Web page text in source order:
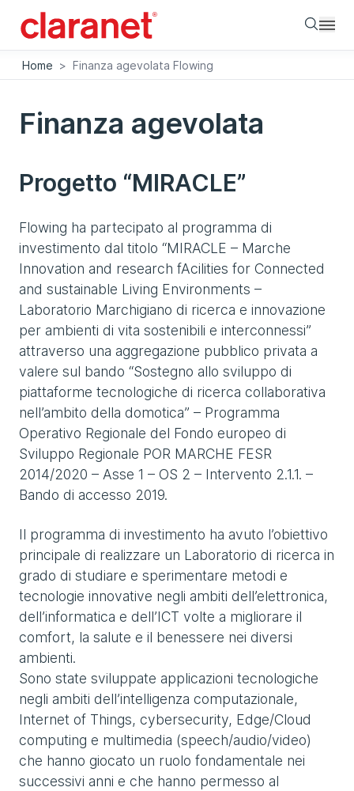
Home > Finanza agevolata Flowing
Finanza agevolata
Progetto “MIRACLE”
Flowing ha partecipato al programma di
investimento dal titolo “MIRACLE – Marche
Innovation and research fAcilities for Connected
and sustainable Living Environments –
Laboratorio Marchigiano di ricerca e innovazione
per ambienti di vita sostenibili e interconnessi”
attraverso una aggregazione pubblico privata a
valere sul bando “Sostegno allo sviluppo di
piattaforme tecnologiche di ricerca collaborativa
nell’ambito della domotica” – Programma
Operativo Regionale del Fondo europeo di
Sviluppo Regionale POR MARCHE FESR
2014/2020 – Asse 1 – OS 2 – Intervento 2.1.1. –
Bando di accesso 2019.
Il programma di investimento ha avuto l’obiettivo
principale di realizzare un Laboratorio di ricerca in
grado di studiare e sperimentare metodi e
tecnologie innovative negli ambiti dell’elettronica,
dell’informatica e dell’ICT volte a migliorare il
comfort, la salute e il benessere nei diversi
ambienti.
Sono state sviluppate applicazioni tecnologiche
negli ambiti dell’intelligenza computazionale,
Internet of Things, cybersecurity, Edge/Cloud
computing e multimedia (speech/audio/video)
che hanno giocato un ruolo fondamentale nei
successivi anni e che hanno permesso al